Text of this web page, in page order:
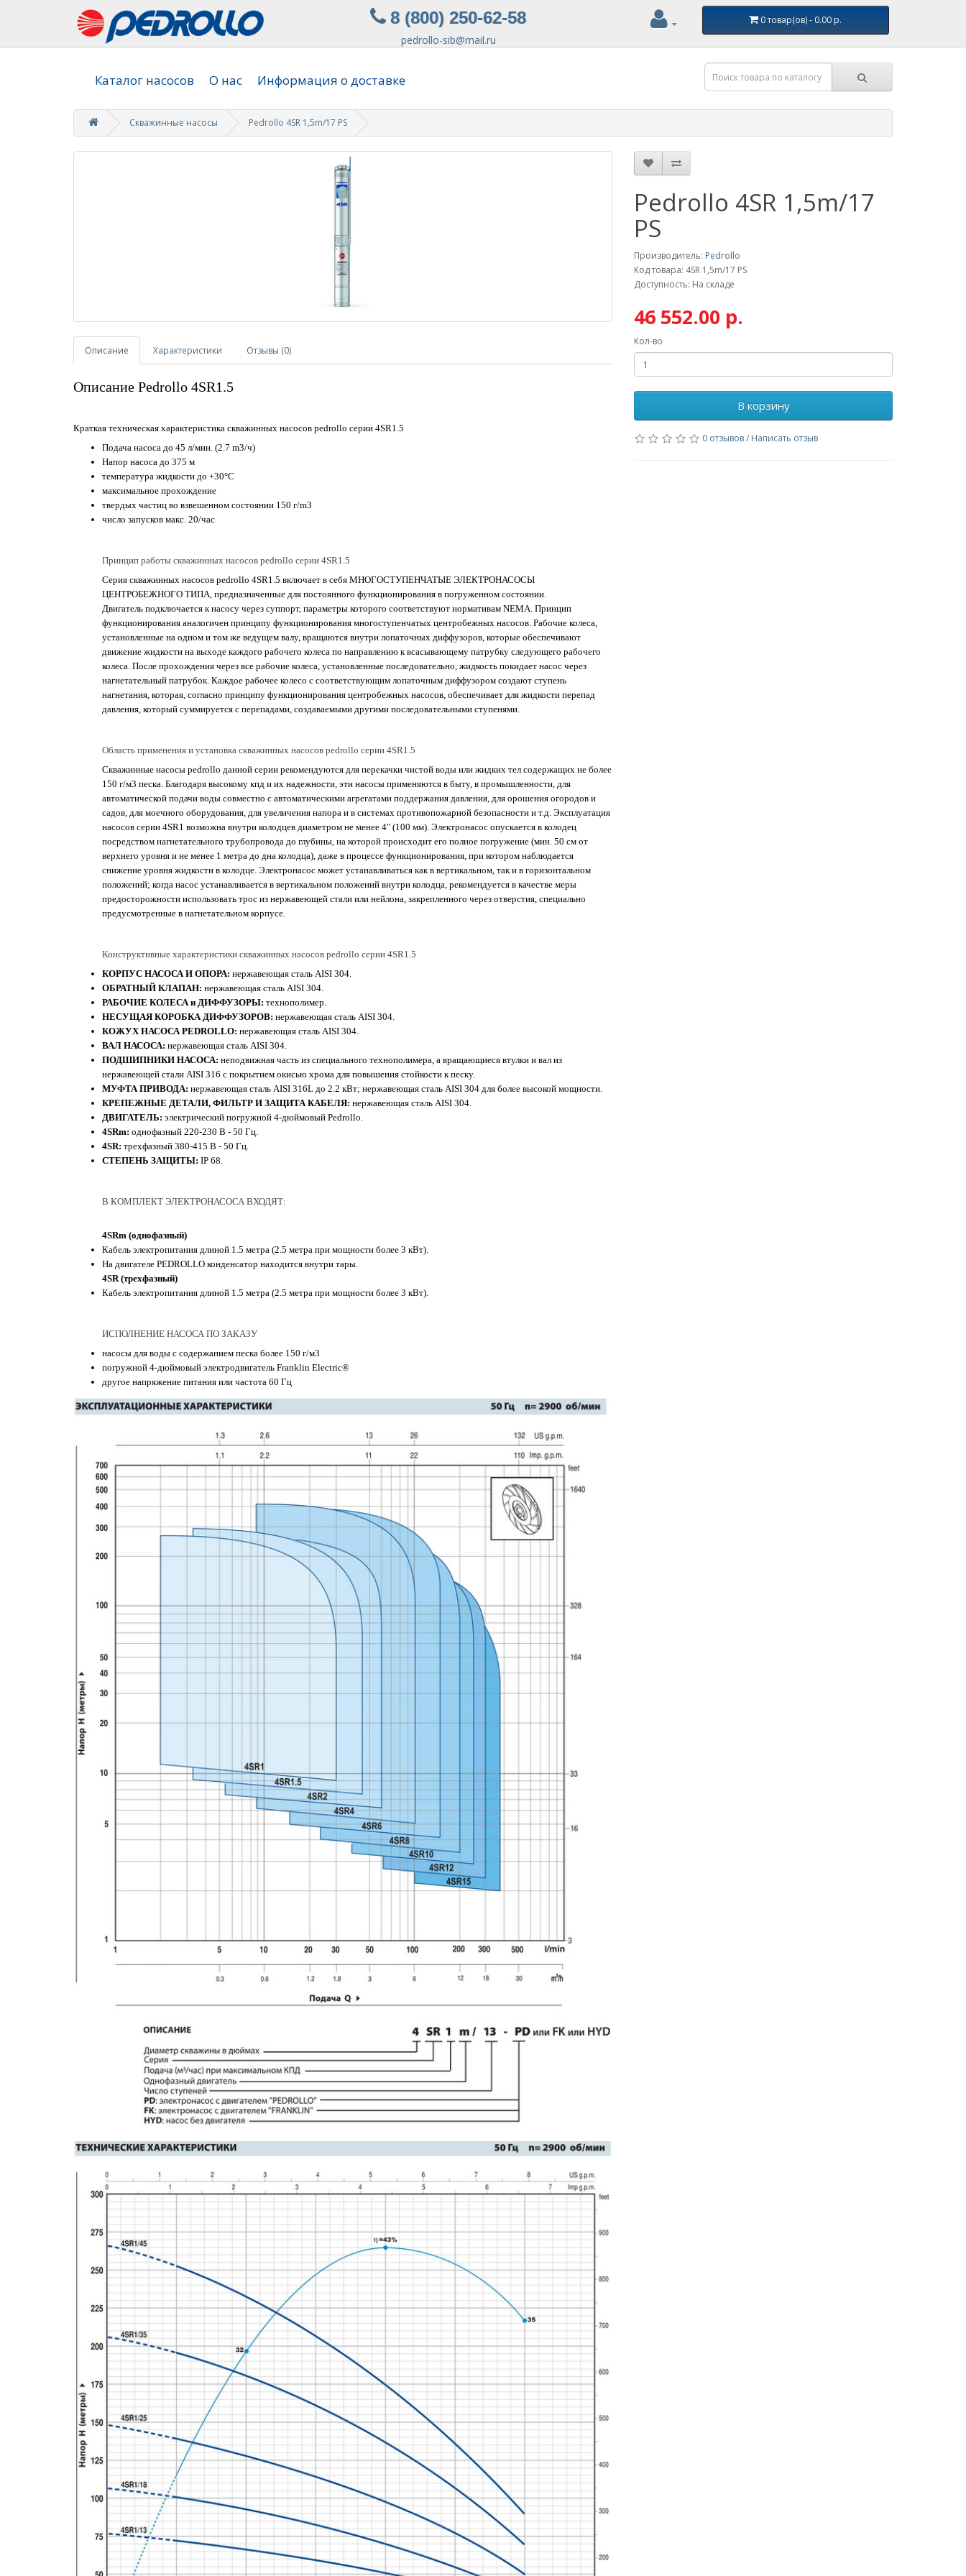
8 (800) 250-62-58
pedrollo-sib@mail.ru
0 товар(ов) - 0.00 р.
Каталог насосов О нас Информация о доставке
Скважинные насосы Pedrollo 4SR 1,5m/17 PS
Описание Характеристики Отзывы (0)
Описание Pedrollo 4SR1.5
Краткая техническая характеристика скважинных насосов pedrollo серии 4SR1.5
Подача насоса до 45 л/мин. (2.7 m3/ч)
Напор насоса до 375 м
температура жидкости до +30°C
максимальное прохождение
твердых частиц во взвешенном состоянии 150 г/m3
число запусков макс. 20/час
Принцип работы скважинных насосов pedrollo серии 4SR1.5
Серия скважинных насосов pedrollo 4SR1.5 включает в себя МНОГОСТУПЕНЧАТЫЕ ЭЛЕКТРОНАСОСЫ
ЦЕНТРОБЕЖНОГО ТИПА, предназначенные для постоянного функционирования в погруженном состоянии.
Двигатель подключается к насосу через суппорт, параметры которого соответствуют нормативам NEMA. Принцип
функционирования аналогичен принципу функционирования многоступенчатых центробежных насосов. Рабочие колеса,
установленные на одном и том же ведущем валу, вращаются внутри лопаточных диффузоров, которые обеспечивают
движение жидкости на выходе каждого рабочего колеса по направлению к всасывающему патрубку следующего рабочего
колеса. После прохождения через все рабочие колеса, установленные последовательно, жидкость покидает насос через
нагнетательный патрубок. Каждое рабочее колесо с соответствующим лопаточным диффузором создают ступень
нагнетания, которая, согласно принципу функционирования центробежных насосов, обеспечивает для жидкости перепад
давления, который суммируется с перепадами, создаваемыми другими последовательными ступенями.
Область применения и установка скважинных насосов pedrollo серии 4SR1.5
Скважинные насосы pedrollo данной серии рекомендуются для перекачки чистой воды или жидких тел содержащих не более
150 г/м3 песка. Благодаря высокому кпд и их надежности, эти насосы применяются в быту, в промышленности, для
автоматической подачи воды совместно с автоматическими агрегатами поддержания давления, для орошения огородов и
садов, для моечного оборудования, для увеличения напора и в системах противопожарной безопасности и т.д. Эксплуатация
насосов серии 4SR1 возможна внутри колодцев диаметром не менее 4" (100 мм). Электронасос опускается в колодец
посредством нагнетательного трубопровода до глубины, на которой происходит его полное погружение (мин. 50 см от
верхнего уровня и не менее 1 метра до дна колодца), даже в процессе функционирования, при котором наблюдается
снижение уровня жидкости в колодце. Электронасос может устанавливаться как в вертикальном, так и в горизонтальном
положений; когда насос устанавливается в вертикальном положений внутри колодца, рекомендуется в качестве меры
предосторожности использовать трос из нержавеющей стали или нейлона, закрепленного через отверстия, специально
предусмотренные в нагнетательном корпусе.
Конструктивные характеристики скважинных насосов pedrollo серии 4SR1.5
КОРПУС НАСОСА И ОПОРА: нержавеющая сталь AISI 304.
ОБРАТНЫЙ КЛАПАН: нержавеющая сталь AISI 304.
РАБОЧИЕ КОЛЕСА и ДИФФУЗОРЫ: технополимер.
НЕСУЩАЯ КОРОБКА ДИФФУЗОРОВ: нержавеющая сталь AISI 304.
КОЖУХ НАСОСА PEDROLLO: нержавеющая сталь AISI 304.
ВАЛ НАСОСА: нержавеющая сталь AISI 304.
ПОДШИПНИКИ НАСОСА: неподвижная часть из специального технополимера, а вращающиеся втулки и вал из
нержавеющей стали AISI 316 с покрытием окисью хрома для повышения стойкости к песку.
МУФТА ПРИВОДА: нержавеющая сталь AISI 316L до 2.2 кВт; нержавеющая сталь AISI 304 для более высокой мощности.
КРЕПЕЖНЫЕ ДЕТАЛИ, ФИЛЬТР И ЗАЩИТА КАБЕЛЯ: нержавеющая сталь AISI 304.
ДВИГАТЕЛЬ: электрический погружной 4-дюймовый Pedrollo.
4SRm: однофазный 220-230 В - 50 Гц.
4SR: трехфазный 380-415 В - 50 Гц.
СТЕПЕНЬ ЗАЩИТЫ: IP 68.
В КОМПЛЕКТ ЭЛЕКТРОНАСОСА ВХОДЯТ:
4SRm (однофазный)
Кабель электропитания длиной 1.5 метра (2.5 метра при мощности более 3 кВт).
На двигателе PEDROLLO конденсатор находится внутри тары.
4SR (трехфазный)
Кабель электропитания длиной 1.5 метра (2.5 метра при мощности более 3 кВт).
ИСПОЛНЕНИЕ НАСОСА ПО ЗАКАЗУ
насосы для воды с содержанием песка более 150 г/м3
погружной 4-дюймовый электродвигатель Franklin Electric®
другое напряжение питания или частота 60 Гц
Pedrollo 4SR 1,5m/17
PS
Производитель: Pedrollo
Код товара: 4SR 1,5m/17 PS
Доступность: На складе
46 552.00 р.
Кол-во
В корзину
0 отзывов/ Написать отзыв